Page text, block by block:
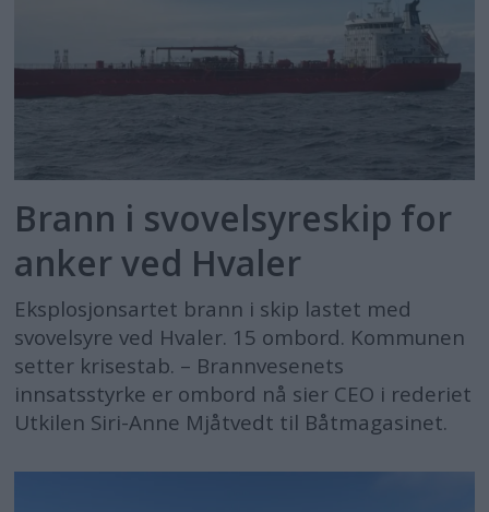
Brann i svovelsyreskip for
anker ved Hvaler
Eksplosjonsartet brann i skip lastet med
svovelsyre ved Hvaler. 15 ombord. Kommunen
setter krisestab. – Brannvesenets
innsatsstyrke er ombord nå sier CEO i rederiet
Utkilen Siri-Anne Mjåtvedt til Båtmagasinet.